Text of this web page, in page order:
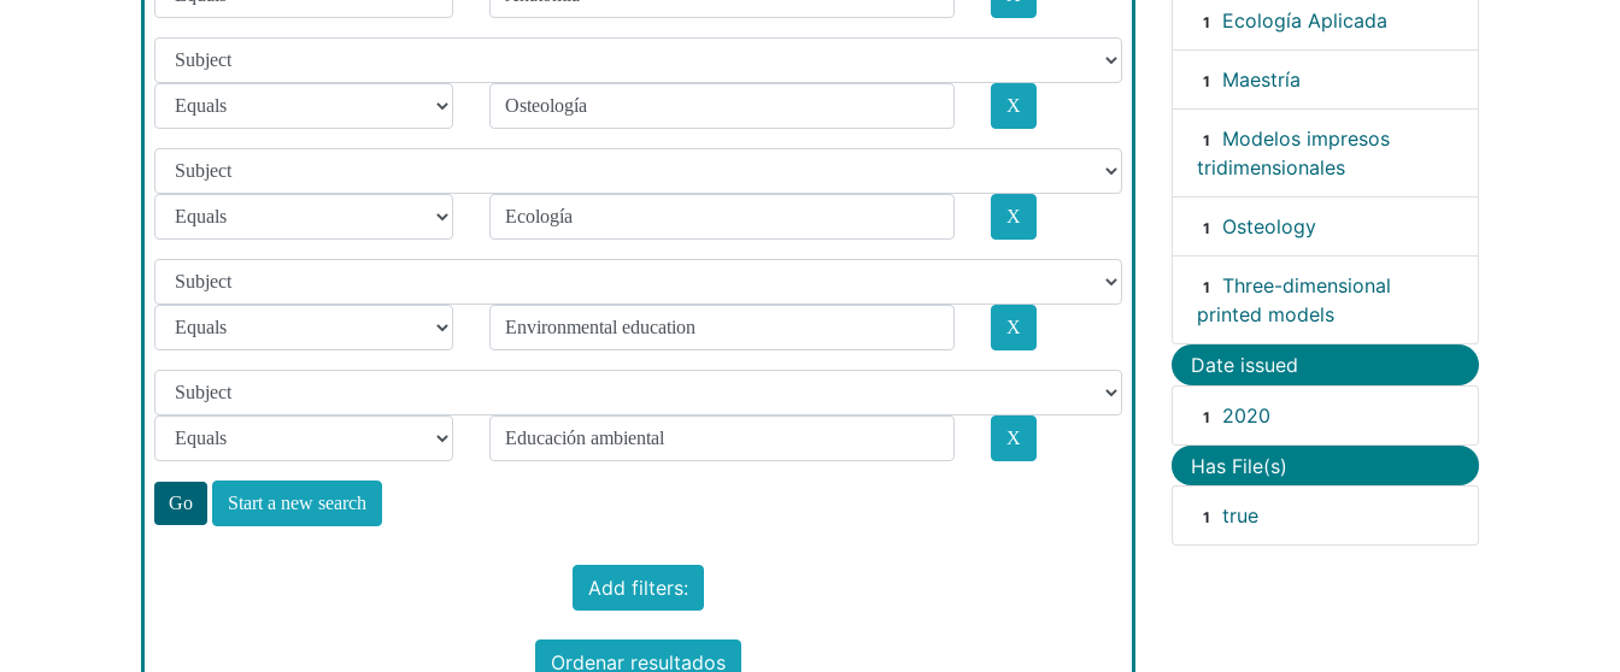
Start a new search
Add filters:
Ordenar resultados
1 Ecología Aplicada
1 Maestría
1
Modelos impresos
tridimensionales
1 Osteology
1
Three-dimensional
printed models
Date issued
1 2020
Has File(s)
1 true